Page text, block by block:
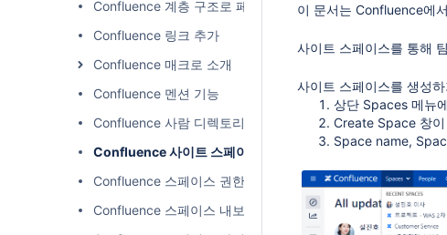
Confluence 계층 구조로 페이지 생성하기
Confluence 링크 추가
Confluence 매크로 소개
Confluence 멘션 기능
Confluence 사람 디렉토리 검색
Confluence 사이트 스페이스 생성
Confluence 스페이스 권한 관리
Confluence 스페이스 내보내기
이 문서는 Confluence에
사이트 스페이스를 통해
사이트 스페이스를 생성
상단 Spaces 메뉴
Create Space 창
Space name,